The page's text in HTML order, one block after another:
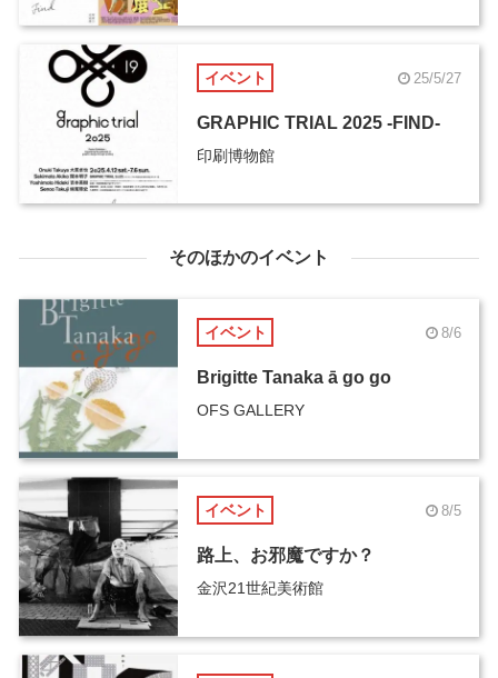
イベント 25/5/27
GRAPHIC TRIAL 2025 -FIND-
印刷博物館
そのほかのイベント
イベント 8/6
Brigitte Tanaka ā go go
OFS GALLERY
イベント 8/5
路上、お邪魔ですか？
金沢21世紀美術館